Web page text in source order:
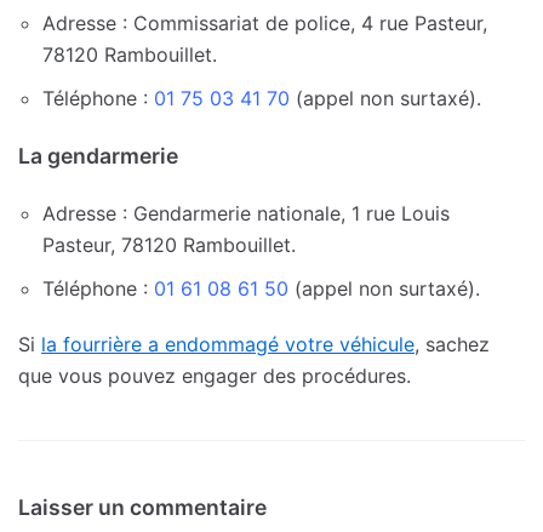
Adresse : Commissariat de police, 4 rue Pasteur,
78120 Rambouillet.
Téléphone : 01 75 03 41 70 (appel non surtaxé).
La gendarmerie
Adresse : Gendarmerie nationale, 1 rue Louis
Pasteur, 78120 Rambouillet.
Téléphone : 01 61 08 61 50 (appel non surtaxé).
Si la fourrière a endommagé votre véhicule, sachez
que vous pouvez engager des procédures.
Laisser un commentaire